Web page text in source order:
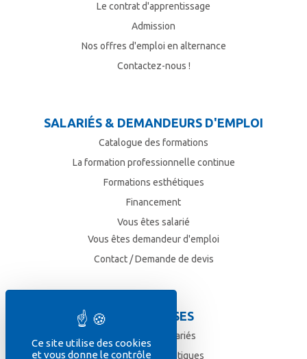
Le contrat d'apprentissage
Admission
Nos offres d'emploi en alternance
Contactez-nous !
SALARIÉS & DEMANDEURS D'EMPLOI
Catalogue des formations
La formation professionnelle continue
Formations esthétiques
Financement
Vous êtes salarié
Vous êtes demandeur d'emploi
Contact / Demande de devis
ENTREPRISES
Formez vos salariés
Formations esthétiques
Ce site utilise des cookies
et vous donne le contrôle